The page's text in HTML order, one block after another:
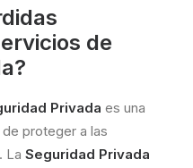
de
Privada es una
proteger a las
La Seguridad Privada